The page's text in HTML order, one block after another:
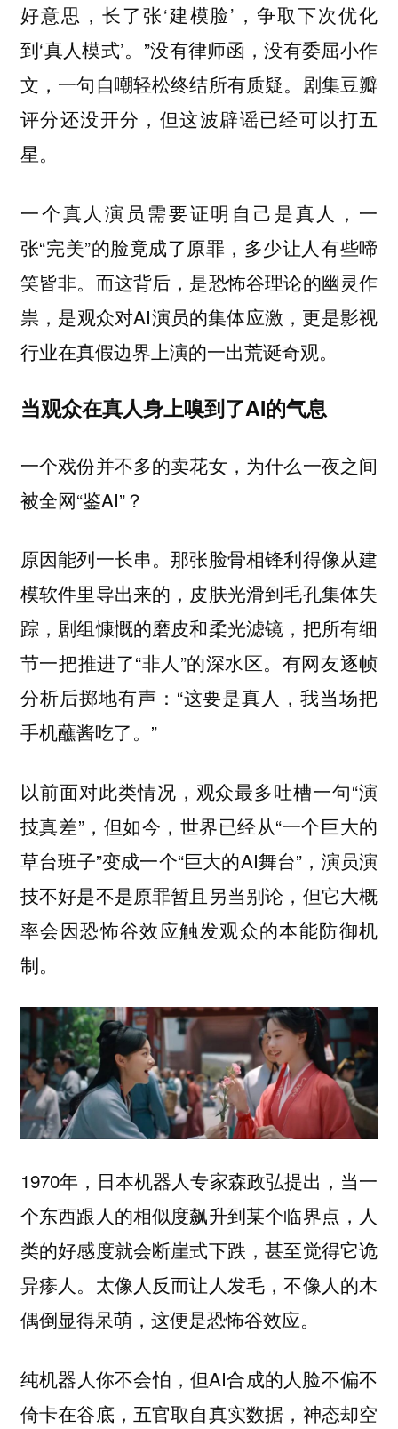
好意思，长了张‘建模脸’，争取下次优化
到‘真人模式’。”没有律师函，没有委屈小作
文，一句自嘲轻松终结所有质疑。剧集豆瓣
评分还没开分，但这波辟谣已经可以打五
星。
一个真人演员需要证明自己是真人，一
张“完美”的脸竟成了原罪，多少让人有些啼
笑皆非。而这背后，是恐怖谷理论的幽灵作
祟，是观众对AI演员的集体应激，更是影视
行业在真假边界上演的一出荒诞奇观。
当观众在真人身上嗅到了AI的气息
一个戏份并不多的卖花女，为什么一夜之间
被全网“鉴AI”？
原因能列一长串。那张脸骨相锋利得像从建
模软件里导出来的，皮肤光滑到毛孔集体失
踪，剧组慷慨的磨皮和柔光滤镜，把所有细
节一把推进了“非人”的深水区。有网友逐帧
分析后掷地有声：“这要是真人，我当场把
手机蘸酱吃了。”
以前面对此类情况，观众最多吐槽一句“演
技真差”，但如今，世界已经从“一个巨大的
草台班子”变成一个“巨大的AI舞台”，演员演
技不好是不是原罪暂且另当别论，但它大概
率会因恐怖谷效应触发观众的本能防御机
制。
1970年，日本机器人专家森政弘提出，当一
个东西跟人的相似度飙升到某个临界点，人
类的好感度就会断崖式下跌，甚至觉得它诡
异瘆人。太像人反而让人发毛，不像人的木
偶倒显得呆萌，这便是恐怖谷效应。
纯机器人你不会怕，但AI合成的人脸不偏不
倚卡在谷底，五官取自真实数据，神态却空